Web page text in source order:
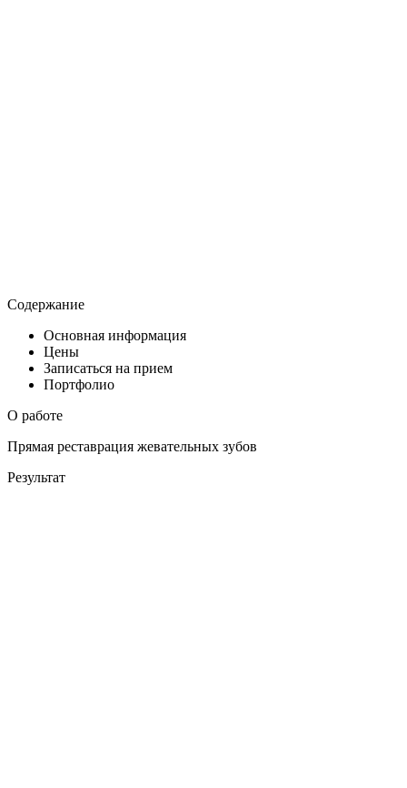
Содержание
Основная информация
Цены
Записаться на прием
Портфолио
О работе
Прямая реставрация жевательных зубов
Результат